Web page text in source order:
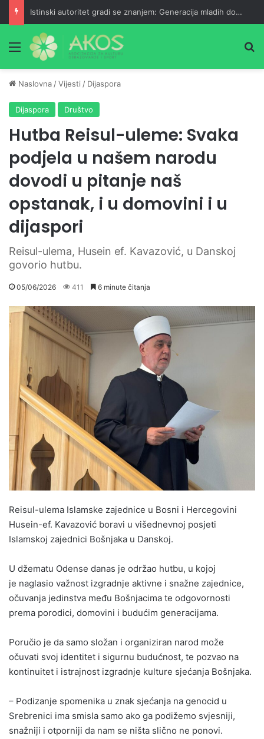
Istinski autoritet gradi se znanjem: Generacija mladih doktorica
Meni
Naslovna /Vijesti / Dijaspora
Dijaspora Društvo
Hutba Reisul-uleme: Svaka
podjela u našem narodu
dovodi u pitanje naš
opstanak, i u domovini i u
dijaspori
Reisul-ulema, Husein ef. Kavazović, u Danskoj
govorio hutbu.
05/06/2026 411 6 minute čitanja
Reisul-ulema Islamske zajednice u Bosni i Hercegovini
Husein-ef. Kavazović boravi u višednevnoj posjeti
Islamskoj zajednici Bošnjaka u Danskoj.
U džematu Odense danas je održao hutbu, u kojoj
je naglasio važnost izgradnje aktivne i snažne zajednice,
očuvanja jedinstva među Bošnjacima te odgovornosti
prema porodici, domovini i budućim generacijama.
Poručio je da samo složan i organiziran narod može
očuvati svoj identitet i sigurnu budućnost, te pozvao na
kontinuitet i istrajnost izgradnje kulture sjećanja Bošnjaka.
– Podizanje spomenika u znak sjećanja na genocid u
Srebrenici ima smisla samo ako ga podižemo svjesniji,
snažniji i otporniji da nam se ništa slično ne ponovi.